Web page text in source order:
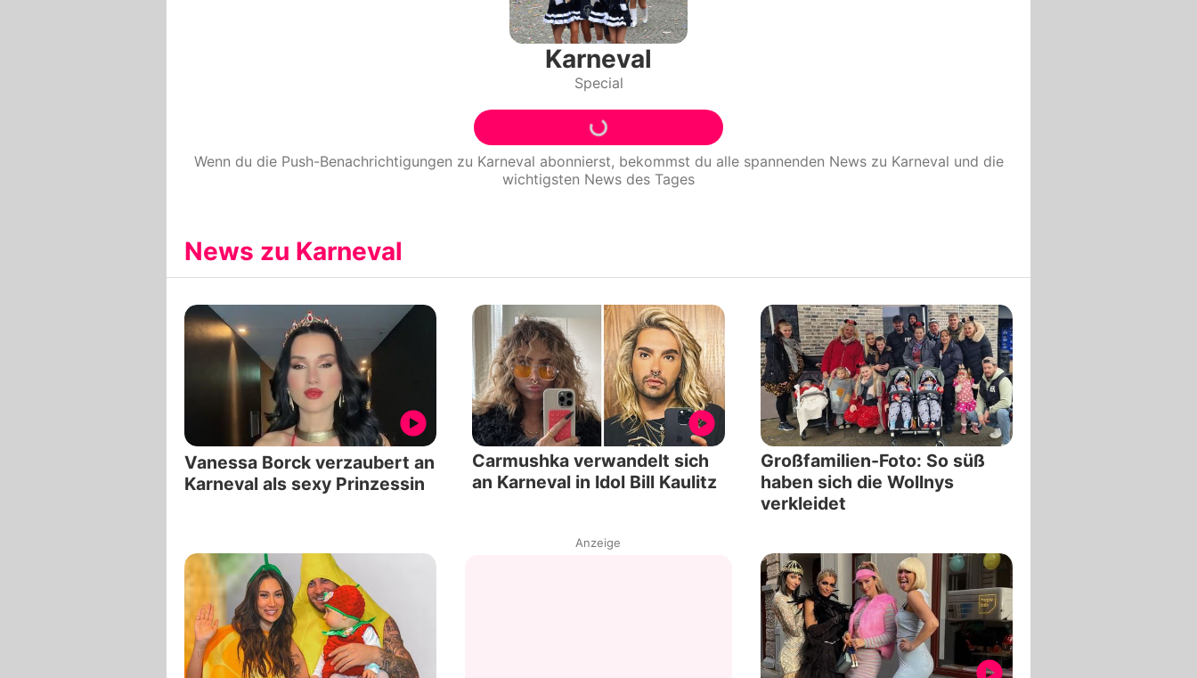
Alle Themen auf Promiflash
Jobs
App runterladen
Team
Datenschutzerklärung
Nutzungsbedingungen
Utiq verwalten
Karneval
Special
Wenn du die Push-Benachrichtigungen zu Karneval abonnierst, bekommst du alle spannenden News zu Karneval und die
wichtigsten News des Tages
News zu Karneval
Vanessa Borck verzaubert an
Karneval als sexy Prinzessin
Carmushka verwandelt sich
an Karneval in Idol Bill Kaulitz
Großfamilien-Foto: So süß
haben sich die Wollnys
verkleidet
Anzeige